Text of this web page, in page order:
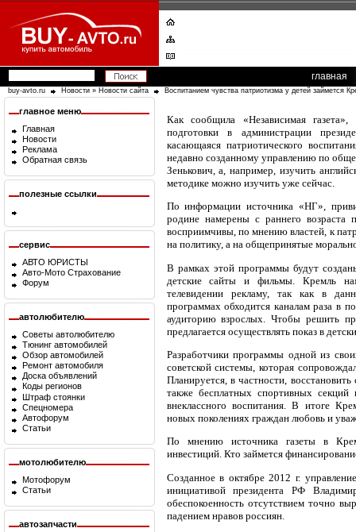
главная
buy-avto.ru Новости » Новости сайта Воспитанием чувства патриотизма у детей займется
главное меню
Главная
Новости
Реклама
Обратная связь
полезные ссылки
сервис
АВТО ЮРИСТЫ
Авто-Мото Страхование
Форум
автолюбителю
Советы автолюбителю
Тюнинг автомобилей
Обзор автомобилей
Ремонт автомобиля
Доска объявлений
Коды регионов
Штраф стоянки
Спецномера
Автофорум
Статьи
мотолюбителю
Мотофорум
Статьи
автозапчасти
Как сообщила «Независимая
подготовки в администрации
касающаяся патриотического
недавно созданному управлению по
Зенькович, а, например, изучить
методике можно изучить уже сейчас.
По информации источника «НГ»,
родине намерены с раннего
восприимчивы, по мнению властей, к
на политику, а на общепринятые
В рамках этой программы будут
детские сайты и фильмы. Кремль
телевидении рекламу, так как в
программах обходится каналам раза в
аудиторию взрослых. Чтобы решить
предлагается осуществлять показ в
Разработчики программы одной из
советской системы, которая
Планируется, в частности,
также бесплатных спортивных
внеклассного воспитания. В итоге
новых поколениях граждан любовь и
По мнению источника газеты в
инвестиций. Кто займется
Созданное в октябре 2012 г.
инициативой президента РФ
обеспокоенность отсутствием точно
падением нравов россиян.